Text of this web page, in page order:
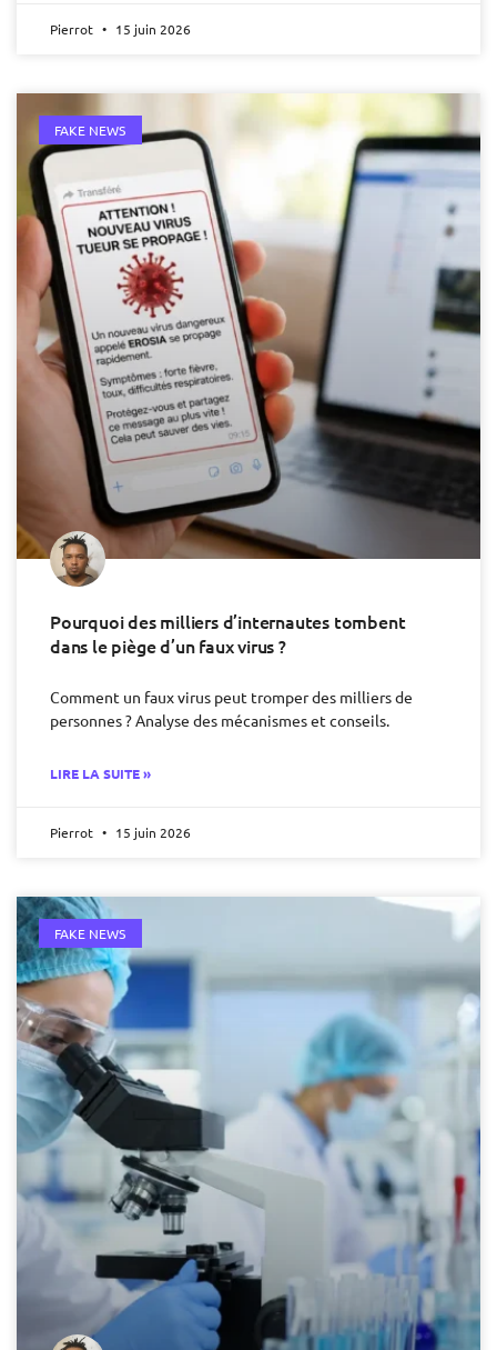
Pierrot 15 juin 2026
FAKE NEWS
Pourquoi des milliers d’internautes tombent
dans le piège d’un faux virus ?
Comment un faux virus peut tromper des milliers de
personnes ? Analyse des mécanismes et conseils.
LIRE LA SUITE »
Pierrot 15 juin 2026
FAKE NEWS